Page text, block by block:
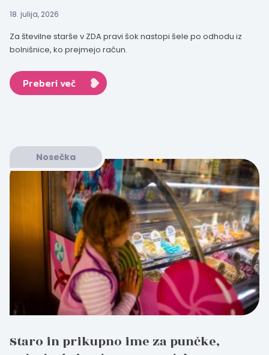
18. julija, 2026
Za številne starše v ZDA pravi šok nastopi šele po odhodu iz
bolnišnice, ko prejmejo račun.
Preberi več
Nosečka
Staro in prikupno ime za punčke,